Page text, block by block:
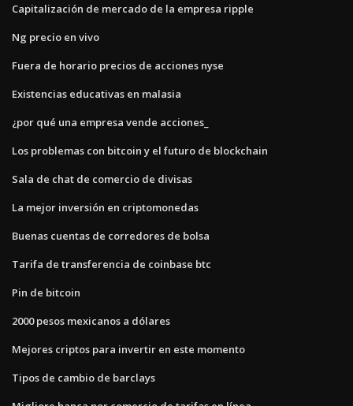
Capitalización de mercado de la empresa ripple
Ng precio en vivo
Fuera de horario precios de acciones nyse
Existencias educativas en malasia
¿por qué una empresa vende acciones_
Los problemas con bitcoin y el futuro de blockchain
Sala de chat de comercio de divisas
La mejor inversión en criptomonedas
Buenas cuentas de corredores de bolsa
Tarifa de transferencia de coinbase btc
Pin de bitcoin
2000 pesos mexicanos a dólares
Mejores criptos para invertir en este momento
Tipos de cambio de barclays